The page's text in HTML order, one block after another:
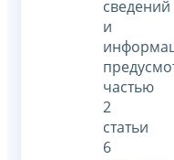
сведений
и
частью
2
статьи
6